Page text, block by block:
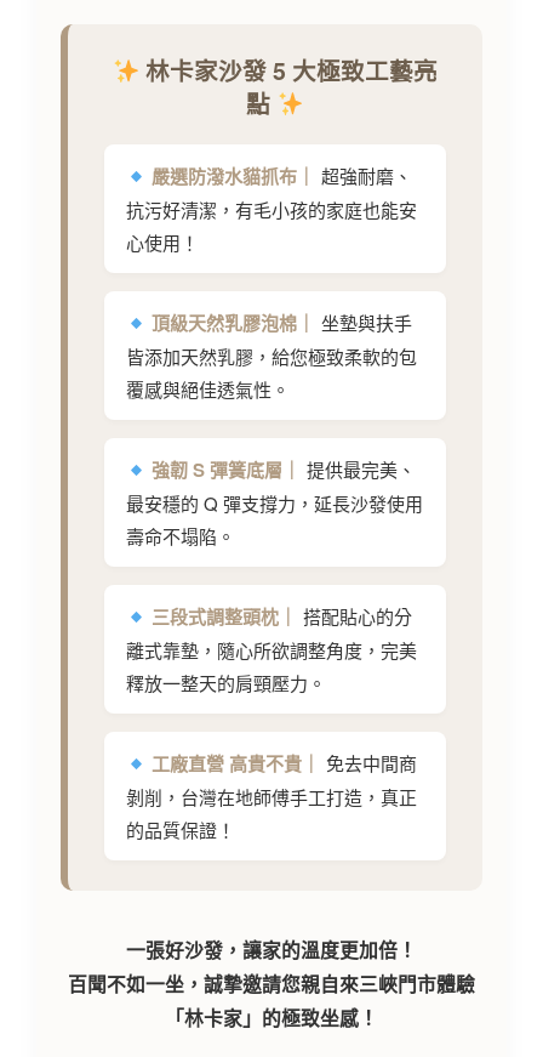
林卡家沙發 5 大極致工藝亮
點
嚴選防潑水貓抓布｜ 超強耐磨、
抗污好清潔，有毛小孩的家庭也能安
心使用！
頂級天然乳膠泡棉｜ 坐墊與扶手
皆添加天然乳膠，給您極致柔軟的包
覆感與絕佳透氣性。
強韌 S 彈簧底層｜ 提供最完美、
最安穩的 Q 彈支撐力，延長沙發使用
壽命不塌陷。
三段式調整頭枕｜ 搭配貼心的分
離式靠墊，隨心所欲調整角度，完美
釋放一整天的肩頸壓力。
工廠直營 高貴不貴｜
免去中間商
剝削，台灣在地師傅手工打造，真正
的品質保證！
一張好沙發，讓家的溫度更加倍！
百聞不如一坐，誠摯邀請您親自來三峽門市體驗
「林卡家」的極致坐感！